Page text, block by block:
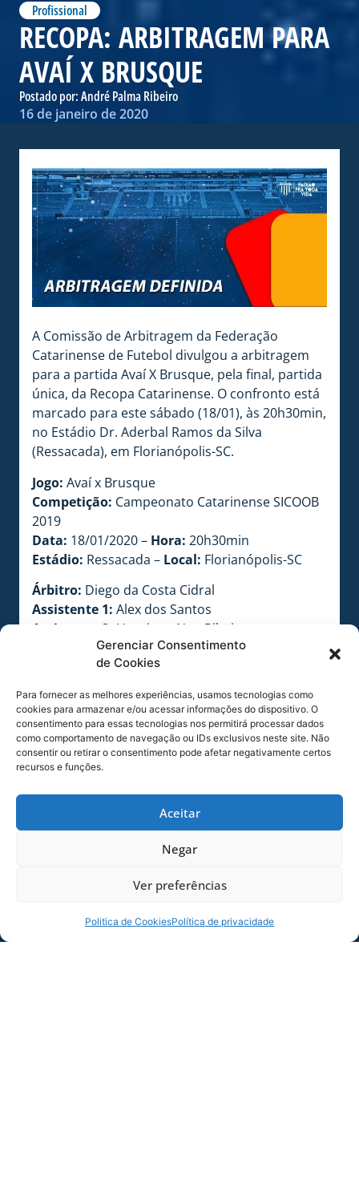
Gerenciar Consentimento
de Cookies
Para fornecer as melhores experiências, usamos tecnologias como
cookies para armazenar e/ou acessar informações do dispositivo. O
consentimento para essas tecnologias nos permitirá processar dados
como comportamento de navegação ou IDs exclusivos neste site. Não
consentir ou retirar o consentimento pode afetar negativamente certos
recursos e funções.
Aceitar
Negar
Ver preferências
Politica de CookiesPolítica de privacidade
Profissional
RECOPA: ARBITRAGEM PARA
AVAÍ X BRUSQUE
Postado por:André Palma Ribeiro
16 de janeiro de 2020
A Comissão de Arbitragem da Federação
Catarinense de Futebol divulgou a arbitragem
para a partida Avaí X Brusque, pela final, partida
única, da Recopa Catarinense. O confronto está
marcado para este sábado (18/01), às 20h30min,
no Estádio Dr. Aderbal Ramos da Silva
(Ressacada), em Florianópolis-SC.
Jogo: Avaí x Brusque
Competição: Campeonato Catarinense SICOOB
2019
Data: 18/01/2020 – Hora: 20h30min
Estádio: Ressacada – Local: Florianópolis-SC
Árbitro: Diego da Costa Cidral
Assistente 1: Alex dos Santos
Assistente 2: Henrique Neu Ribeiro
Quarto Árbitro:Adriano Roberto de Souza
Analista de Campo:Roque Bohnenberger
Manoel de Paula Machado
COMPARTILHE ESSA NOTÍCIA